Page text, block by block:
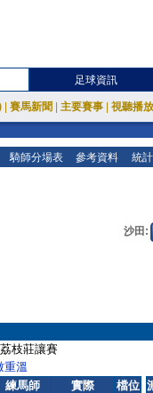
足球資訊
賽馬新聞 主要賽事 視聽播
騎師分場表 參考資料 統
沙田:
枝莊讓賽
重溫
練馬師
實際
檔位